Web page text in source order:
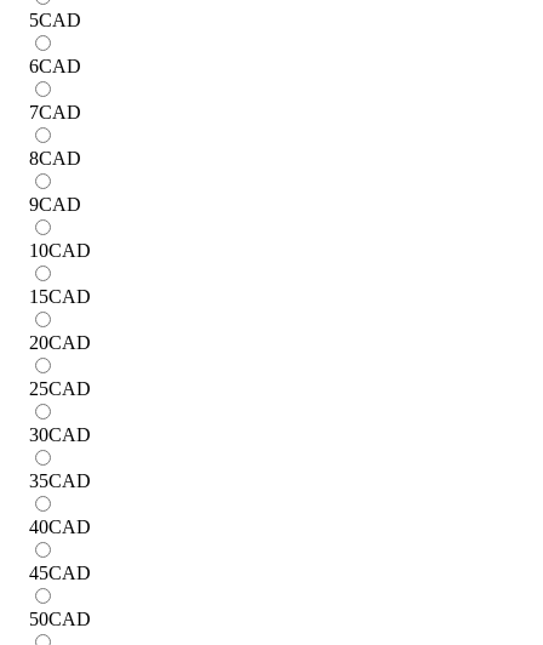
5CAD
6CAD
7CAD
8CAD
9CAD
10CAD
15CAD
20CAD
25CAD
30CAD
35CAD
40CAD
45CAD
50CAD